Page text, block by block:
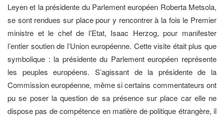
Leyen et la présidente du Parlement européen Roberta Metsola,
se sont rendues sur place pour y rencontrer à la fois le Premier
ministre et le chef de l’Etat, Isaac Herzog, pour manifester
l’entier soutien de l’Union européenne. Cette visite était plus que
symbolique : la présidente du Parlement européen représente
les peuples européens. S’agissant de la présidente de la
Commission européenne, même si certains commentateurs ont
pu se poser la question de sa présence sur place car elle ne
dispose pas de compétence en matière de politique étrangère, il